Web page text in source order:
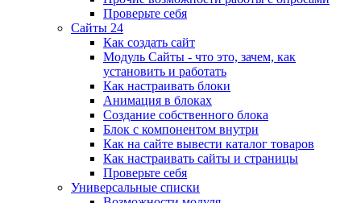
Проверьте себя
Сайты 24
Как создать сайт
Модуль Сайты - что это, зачем, как
установить и работать
Как настраивать блоки
Анимация в блоках
Создание собственного блока
Блок с компонентом внутри
Как на сайте вывести каталог товаров
Как настраивать сайты и страницы
Проверьте себя
Универсальные списки